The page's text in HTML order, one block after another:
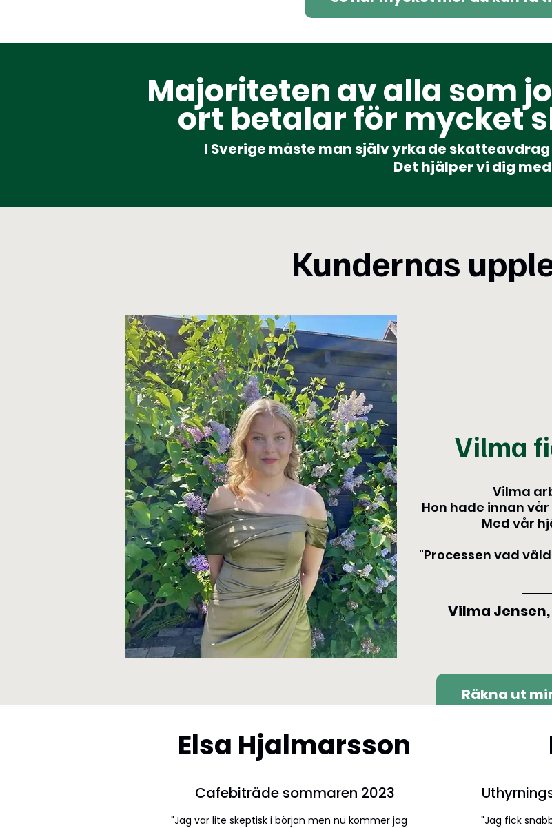
Majoriteten av alla som
ort betalar för mycket
I Sverige måste man själv yrka de
Det hjälper vi dig
Kundernas
Vilma
Vilma
Hon hade innan
Med vår
"Processen vad
Vilma
Räkna ut
Elsa Hjalmarsson
Cafebiträde sommaren 2023
"Jag var lite skeptisk i början men nu kommer jag
"Jag fick